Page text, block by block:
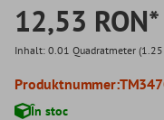
12,53
Inhalt: 0.01 Quadratmeter
Produktnummer:
În stoc